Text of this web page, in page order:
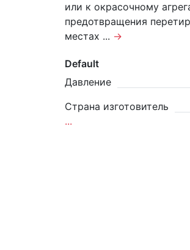
или к окрасочному
предотвращения
местах ... →
Default
Давление
Страна изготовитель
...